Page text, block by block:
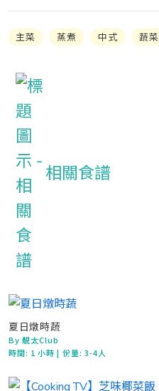
主菜 蒸煮 中式 蔬菜
相關食譜
夏日燉時蔬
By 靚太Club
時間: 1 小時| 份量: 3-4人